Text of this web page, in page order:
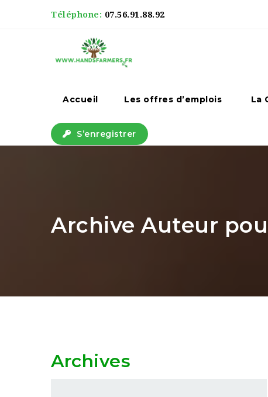
Téléphone: 07.56.91.88.92
Accueil Les offres d’emplois La
S’enregistrer
Archive Auteur
Archives